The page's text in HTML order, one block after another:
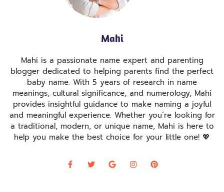
Mahi
Mahi is a passionate name expert and parenting
blogger dedicated to helping parents find the perfect
baby name. With 5 years of research in name
meanings, cultural significance, and numerology, Mahi
provides insightful guidance to make naming a joyful
and meaningful experience. Whether you’re looking for
a traditional, modern, or unique name, Mahi is here to
help you make the best choice for your little one! 💖